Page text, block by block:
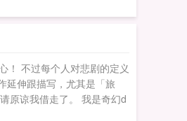
！ 不过每个人对悲剧的定义
伸跟描写，尤其是「旅
原谅我借走了。 我是奇幻d